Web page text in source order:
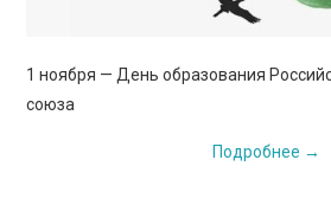
1 ноября — День образования
союза
Подробнее →